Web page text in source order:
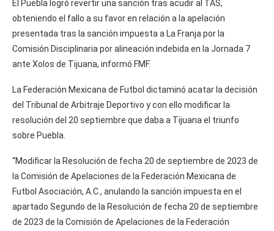
El Puebla logró revertir una sanción tras acudir al TAS,
obteniendo el fallo a su favor en relación a la apelación
presentada tras la sanción impuesta a La Franja por la
Comisión Disciplinaria por alineación indebida en la Jornada 7
ante Xolos de Tijuana, informó FMF.
La Federación Mexicana de Futbol dictaminó acatar la decisión
del Tribunal de Arbitraje Deportivo y con ello modificar la
resolución del 20 septiembre que daba a Tijuana el triunfo
sobre Puebla.
“Modificar la Resolución de fecha 20 de septiembre de 2023 de
la Comisión de Apelaciones de la Federación Mexicana de
Futbol Asociación, A.C., anulando la sanción impuesta en el
apartado Segundo de la Resolución de fecha 20 de septiembre
de 2023 de la Comisión de Apelaciones de la Federación